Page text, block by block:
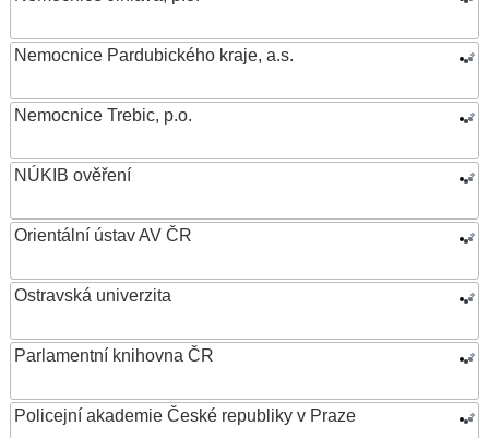
Nemocnice Pardubického kraje, a.s.
Nemocnice Trebic, p.o.
NÚKIB ověření
Orientální ústav AV ČR
Ostravská univerzita
Parlamentní knihovna ČR
Policejní akademie České republiky v Praze